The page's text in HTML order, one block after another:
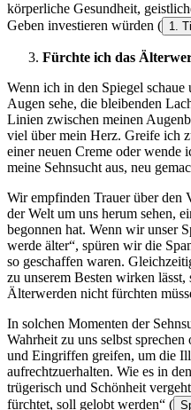
körperliche Gesundheit,
Geben investieren würden ( 1.
Fürchte ich das
Wenn ich in den Spiegel
Augen sehe, die bleibenden
Linien zwischen meinen
viel über mein Herz. Greife ich
einer neuen Creme oder wende
meine Sehnsucht aus, neu
Wir empfinden Trauer über den
der Welt um uns herum sehen,
begonnen hat. Wenn wir unser
werde älter“, spüren wir die
so geschaffen waren.
zu unserem Besten wirken
Älterwerden nicht fürchten
In solchen Momenten der
Wahrheit zu uns selbst
und Eingriffen greifen, um die
aufrechtzuerhalten. Wie es in
trügerisch und Schönheit
fürchtet, soll gelobt werden“ (